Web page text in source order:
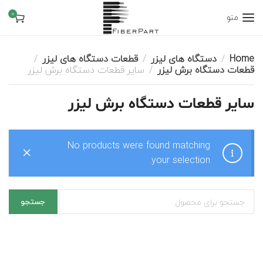
منو 0
Home دستگاه های لیزر قطعات دستگاه های لیزر
قطعات دستگاه برش لیزر سایر قطعات دستگاه برش لیزر
سایر قطعات دستگاه برش لیزر
No products were found matching
your selection.
جستجو